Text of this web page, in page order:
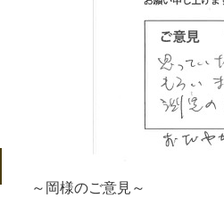
～岡様のご意見～